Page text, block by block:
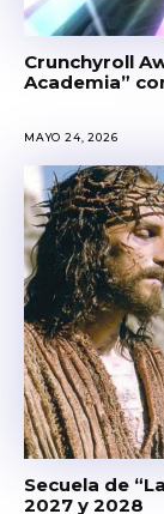
Crunchyroll
Academia”
MAYO 24, 2026
Secuela de
2027 y 2028